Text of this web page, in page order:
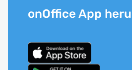
onOffice App